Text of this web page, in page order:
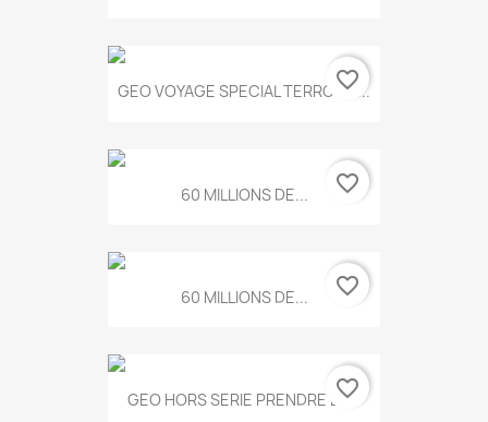
GEO VOYAGE SPECIAL TERROIRS...
favorite_border
60 MILLIONS DE... favorite_border
60 MILLIONS DE... favorite_border
GEO HORS SERIE PRENDRE LE...
favorite_border